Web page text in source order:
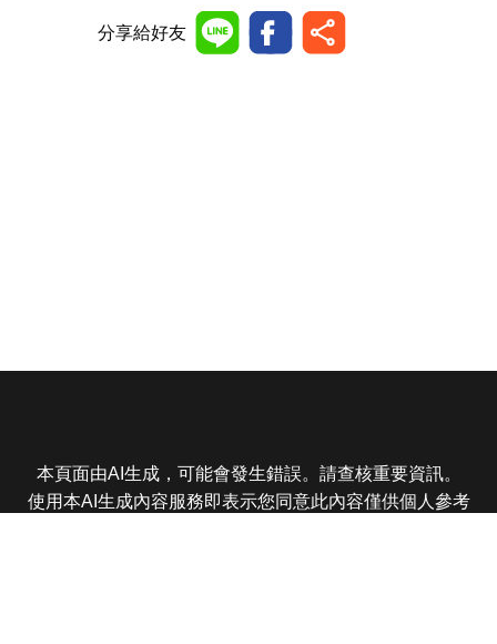
分享給好友
本頁面由AI生成，可能會發生錯誤。請查核重要資訊。
使用本AI生成內容服務即表示您同意此內容僅供個人參考